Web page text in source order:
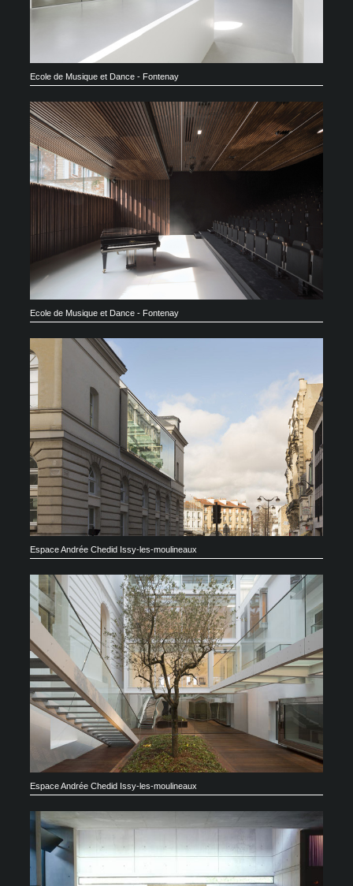
Ecole de Musique et Dance - Fontenay
Ecole de Musique et Dance - Fontenay
Espace Andrée Chedid Issy-les-moulineaux
Espace Andrée Chedid Issy-les-moulineaux